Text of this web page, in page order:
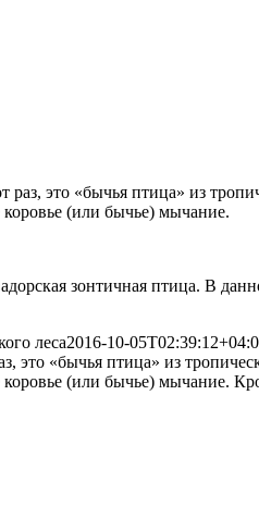
это «бычья птица» из
коровье (или бычье) мычание.
зонтичная птица. В
леса2016-10-
«бычья птица» из
коровье (или бычье) мычание.